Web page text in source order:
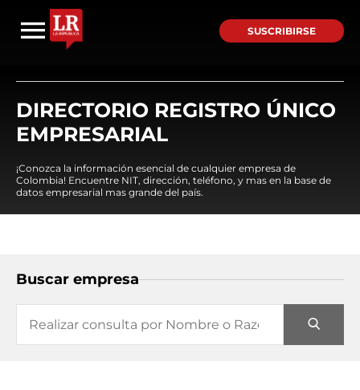
SUSCRIBIRSE
DIRECTORIO REGISTRO ÚNICO
EMPRESARIAL
¡Conozca la información esencial de cualquier empresa de
Colombia! Encuentre NIT, dirección, teléfono, y mas en la base de
datos empresarial mas grande del país.
Buscar empresa